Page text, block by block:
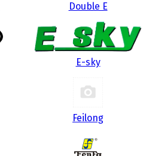
Double E
E-sky
Feilong